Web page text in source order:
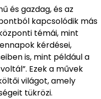
és gazdag, és az
kapcsolódik más
témái, mint
kérdései,
is, mint például a
Ezek a művek
világot, amely
tükrözi.